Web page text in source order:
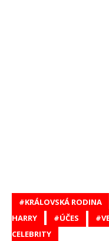
KRÁLOVSKÁ RODINA
HARRY
ÚČES
CELEBRITY